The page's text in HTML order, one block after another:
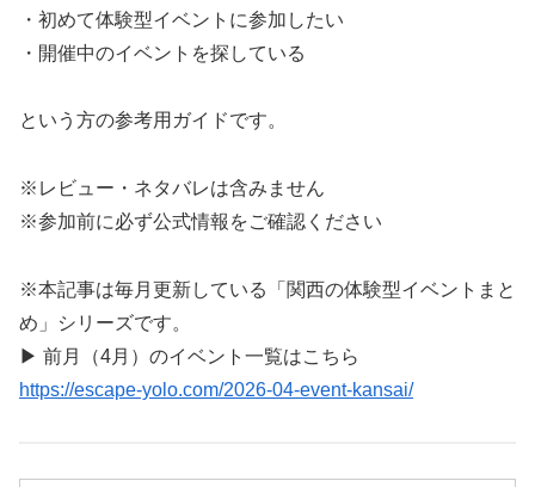
・初めて体験型イベントに参加したい
・開催中のイベントを探している
という方の参考用ガイドです。
※レビュー・ネタバレは含みません
※参加前に必ず公式情報をご確認ください
※本記事は毎月更新している「関西の体験型イベントまと
め」シリーズです。
▶ 前月（4月）のイベント一覧はこちら
https://escape-yolo.com/2026-04-event-kansai/